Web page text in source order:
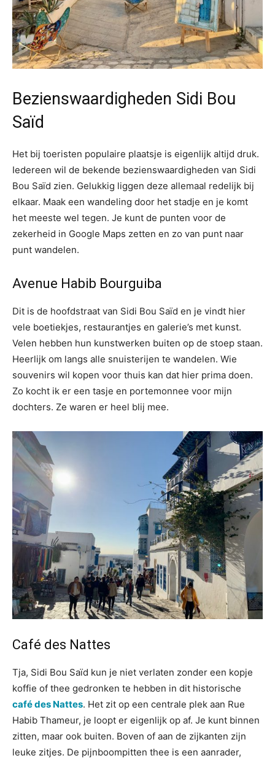
Bezienswaardigheden Sidi Bou
Saïd
Het bij toeristen populaire plaatsje is eigenlijk altijd druk.
Iedereen wil de bekende bezienswaardigheden van Sidi
Bou Saïd zien. Gelukkig liggen deze allemaal redelijk bij
elkaar. Maak een wandeling door het stadje en je komt
het meeste wel tegen. Je kunt de punten voor de
zekerheid in Google Maps zetten en zo van punt naar
punt wandelen.
Avenue Habib Bourguiba
Dit is de hoofdstraat van Sidi Bou Saïd en je vindt hier
vele boetiekjes, restaurantjes en galerie’s met kunst.
Velen hebben hun kunstwerken buiten op de stoep staan.
Heerlijk om langs alle snuisterijen te wandelen. Wie
souvenirs wil kopen voor thuis kan dat hier prima doen.
Zo kocht ik er een tasje en portemonnee voor mijn
dochters. Ze waren er heel blij mee.
Café des Nattes
Tja, Sidi Bou Saïd kun je niet verlaten zonder een kopje
koffie of thee gedronken te hebben in dit historische
café des Nattes. Het zit op een centrale plek aan Rue
Habib Thameur, je loopt er eigenlijk op af. Je kunt binnen
zitten, maar ook buiten. Boven of aan de zijkanten zijn
leuke zitjes. De pijnboompitten thee is een aanrader,